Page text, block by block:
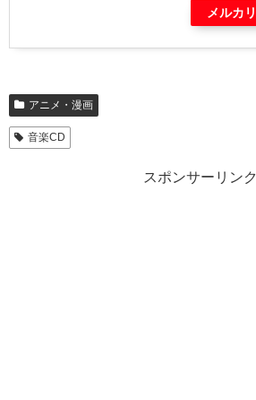
メルカリ
アニメ・漫画
音楽CD
スポンサーリンク